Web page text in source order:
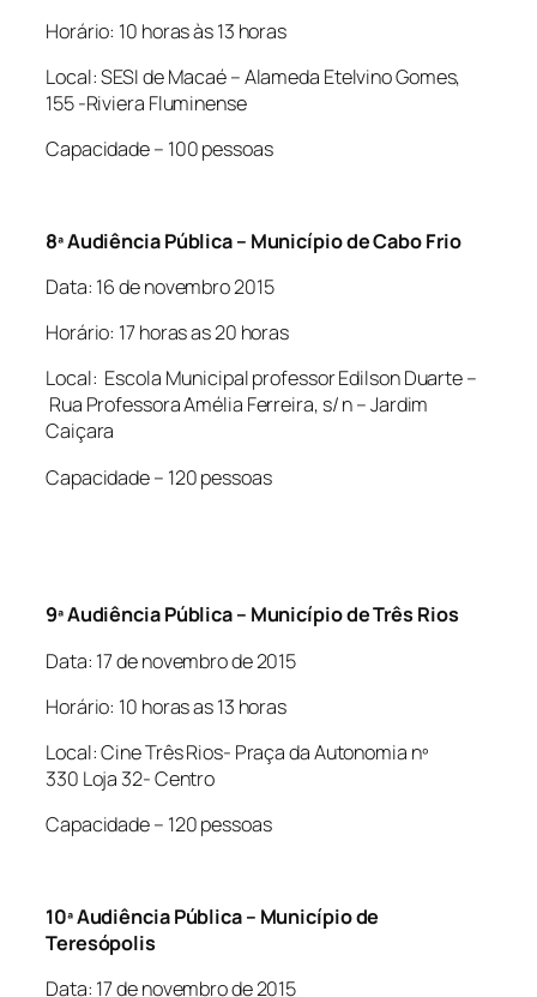
Horário: 10 horas às 13 horas
Local: SESI de Macaé – Alameda Etelvino Gomes,
155 -Riviera Fluminense
Capacidade – 100 pessoas
8ª Audiência Pública – Município de Cabo Frio
Data: 16 de novembro 2015
Horário: 17 horas as 20 horas
Local: Escola Municipal professor Edilson Duarte –
Rua Professora Amélia Ferreira, s/ n – Jardim
Caiçara
Capacidade – 120 pessoas
9ª Audiência Pública – Município de Três Rios
Data: 17 de novembro de 2015
Horário: 10 horas as 13 horas
Local: Cine Três Rios- Praça da Autonomia nº
330 Loja 32- Centro
Capacidade – 120 pessoas
10ª Audiência Pública – Município de
Teresópolis
Data: 17 de novembro de 2015